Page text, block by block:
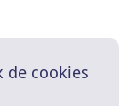
de cookies